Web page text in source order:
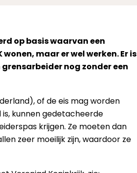
op basis waarvan een
maar er wel werken. Er is
nog zonder een
of de eis mag worden
kunnen gedetacheerde
krijgen. Ze moeten dan
zeer moeilijk zijn, waardoor ze